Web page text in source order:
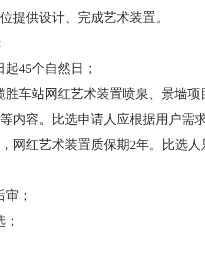
提供设计、完成艺术装置。
45个自然日；
车站网红艺术装置喷泉、景墙项
内容。比选申请人应根据用户需
网红艺术装置质保期2年。比选
；